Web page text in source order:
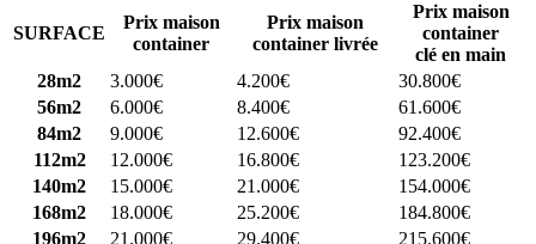
SURFACE
Prix maison
container
Prix maison
container livrée
Prix maison
container
clé en main
28m2
3.000€ 4.200€
30.800€
56m2
6.000€ 8.400€
61.600€
84m2
9.000€ 12.600€
92.400€
112m2
12.000€ 16.800€
123.200€
140m2
15.000€ 21.000€
154.000€
168m2
18.000€ 25.200€
184.800€
196m2
21.000€ 29.400€ 215.600€